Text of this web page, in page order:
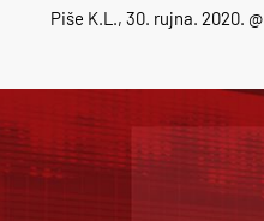
Piše K.L., 30. rujna. 2020.